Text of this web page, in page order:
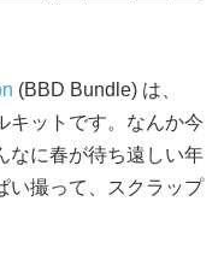
(BBD Bundle) は、
キットです。なんか今
なに春が待ち遠しい年
い撮って、スクラップ